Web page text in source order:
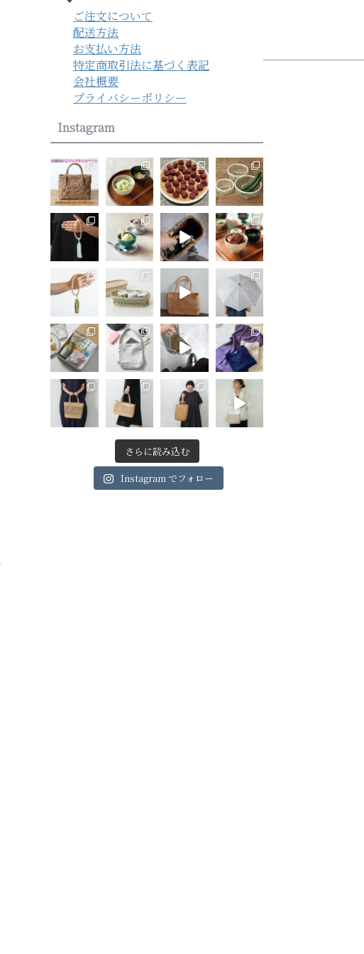
ご注文について
配送方法
お支払い方法
特定商取引法に基づく表記
会社概要
プライバシーポリシー
Instagram
さらに読み込む
Instagram でフォロー